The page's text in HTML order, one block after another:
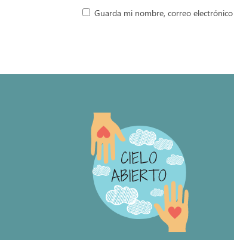
Guarda mi nombre, correo